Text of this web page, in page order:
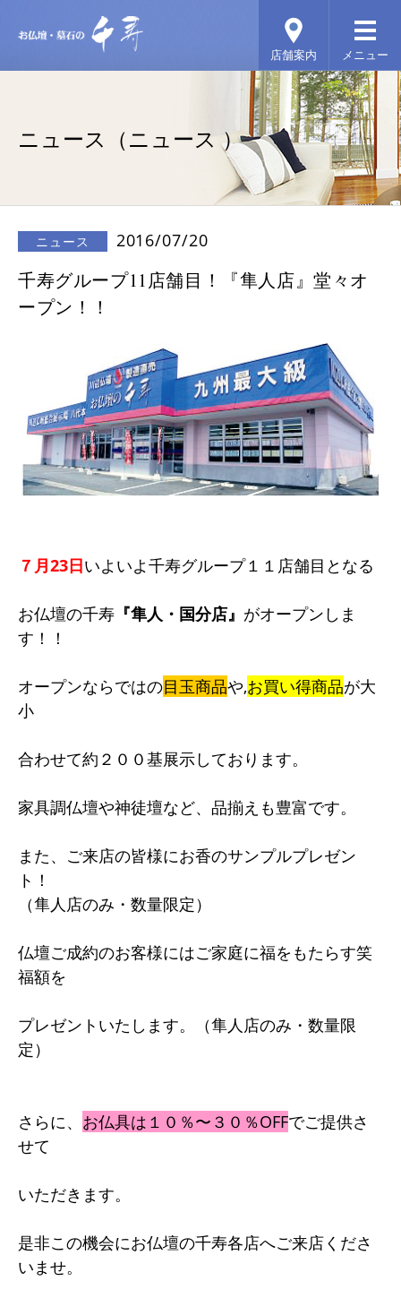
ニュース（ニュース ）
ニュース 2016/07/20
千寿グループ11店舗目！『隼人店』堂々オ
ープン！！
７月23日いよいよ千寿グループ１１店舗目となる
お仏壇の千寿 『隼人・国分店』 がオープンしま
す！！
オープンならではの目玉商品や,お買い得商品が大
小
合わせて約２００基展示しております。
家具調仏壇や神徒壇など、品揃えも豊富です。
また、ご来店の皆様にお香のサンプルプレゼン
ト！
（隼人店のみ・数量限定）
仏壇ご成約のお客様にはご家庭に福をもたらす笑
福額を
プレゼントいたします。（隼人店のみ・数量限
定）
さらに、 お仏具は１０％〜３０％OFFでご提供さ
せて
いただきます。
是非この機会にお仏壇の千寿各店へご来店くださ
いませ。